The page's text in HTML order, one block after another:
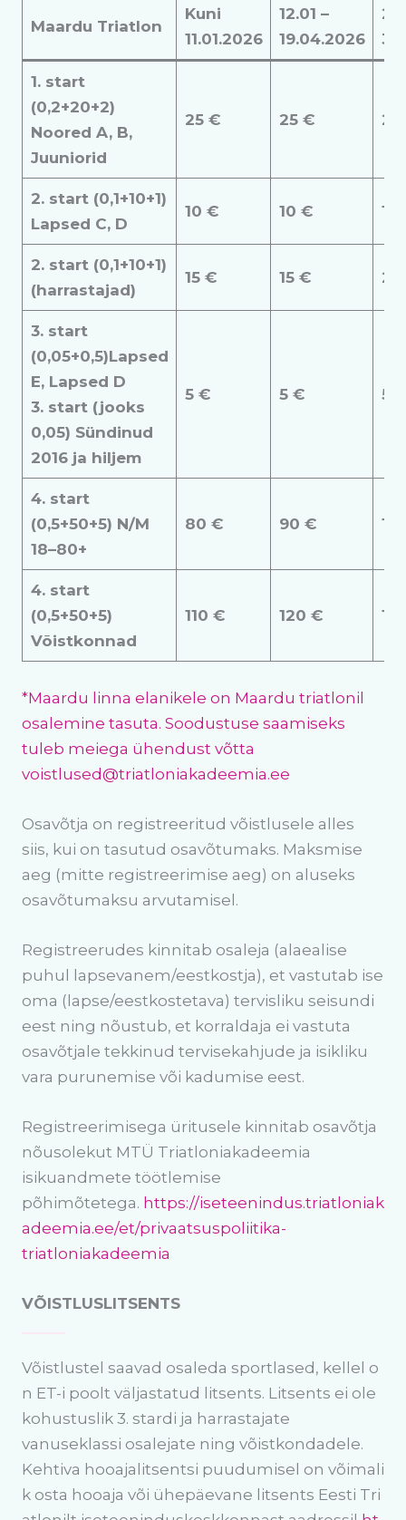
Maardu Triatlon
Kuni
11.01.2026
12.01 –
19.04.2026
1. start
(0,2+20+2)
Noored A, B,
Juuniorid
25 € 25 € 25
2. start (0,1+10+1)
Lapsed C, D
10 € 10 € 10
2. start (0,1+10+1)
(harrastajad)
15 € 15 €
3. start
(0,05+0,5)Lapsed
E, Lapsed D
3. start (jooks
0,05) Sündinud
2016 ja hiljem
5 € 5 € 5
4. start
(0,5+50+5) N/M
18–80+
80 € 90 €
4. start
(0,5+50+5)
Võistkonnad
110 € 120 €
*Maardu linna elanikele on Maardu triatlonil
osalemine tasuta. Soodustuse saamiseks
tuleb meiega ühendust võtta
voistlused@triatloniakadeemia.ee
Osavõtja on registreeritud võistlusele alles
siis, kui on tasutud osavõtumaks. Maksmise
aeg (mitte registreerimise aeg) on aluseks
osavõtumaksu arvutamisel.
Registreerudes kinnitab osaleja (alaealise
puhul lapsevanem/eestkostja), et vastutab ise
oma (lapse/eestkostetava) tervisliku seisundi
eest ning nõustub, et korraldaja ei vastuta
osavõtjale tekkinud tervisekahjude ja isikliku
vara purunemise või kadumise eest.
Registreerimisega üritusele kinnitab osavõtja
nõusolekut MTÜ Triatloniakadeemia
isikuandmete töötlemise
põhimõtetega. https://iseteenindus.triatloniak
adeemia.ee/et/privaatsuspoliitika-
triatloniakadeemia
VÕISTLUSLITSENTS
Võistlustel saavad osaleda sportlased, kellel o
n ET-i poolt väljastatud litsents. Litsents ei ole
kohustuslik 3. stardi ja harrastajate
vanuseklassi osalejate ning võistkondadele.
Kehtiva hooajalitsentsi puudumisel on võimali
k osta hooaja või ühepäevane litsents Eesti Tri